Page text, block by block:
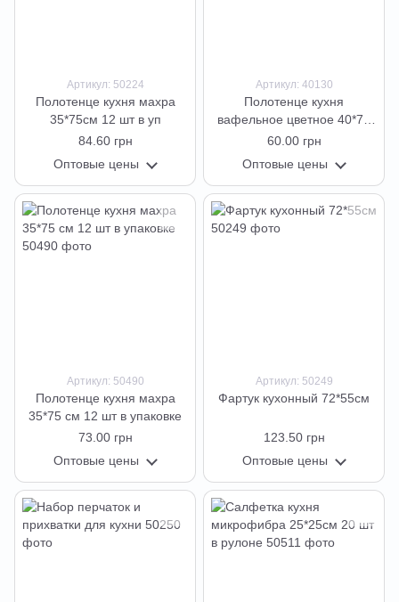
Артикул: 50224
Полотенце кухня махра
35*75см 12 шт в уп
84.60 грн
Оптовые цены
Артикул: 40130
Полотенце кухня
вафельное цветное 40*75
см 10 шт
60.00 грн
Оптовые цены
Артикул: 50490
Полотенце кухня махра
35*75 см 12 шт в упаковке
73.00 грн
Оптовые цены
Артикул: 50249
Фартук кухонный 72*55см
123.50 грн
Оптовые цены